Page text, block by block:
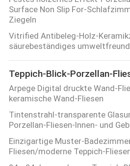
Surface Non Slip For-
Ziegeln
Vitrified Antibeleg-Holz-
säurebeständiges
Teppich-Blick-Porzellan-
Arpege Digital druckte Wand-
keramische Wand-Fliesen
Tintenstrahl-transparente
Porzellan-Fliesen-Innen- und
Einzigartige Muster-
Fliesen/moderne Teppich-